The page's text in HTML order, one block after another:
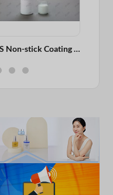
PES Non-stick Coating For Aluminum Fry Pan, Wok, Cooker, Long-lasting Non-stick Performance